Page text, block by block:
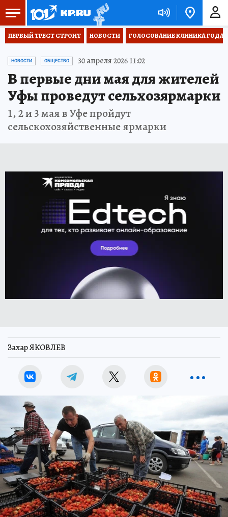
ПЕРВЫЙ ТРЕСТ СТРОИТ НОВОСТИ ГОЛОСОВАНИЕ КЛИНИКА ГОДА
НОВОСТИ ОБЩЕСТВО 30 апреля 2026 11:02
В первые дни мая для жителей
Уфы проведут сельхозярмарки
1, 2 и 3 мая в Уфе пройдут
сельскохозяйственные ярмарки
Захар ЯКОВЛЕВ